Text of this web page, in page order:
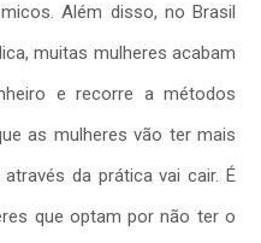
Além disso, no Brasil
muitas mulheres acabam
e recorre a métodos
as mulheres vão ter mais
da prática vai cair. É
que optam por não ter o